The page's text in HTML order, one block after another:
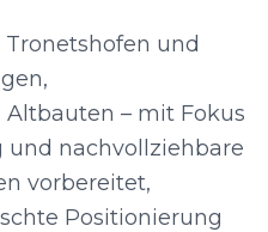
und
– mit Fokus
und nachvollziehbare
vorbereitet,
Positionierung